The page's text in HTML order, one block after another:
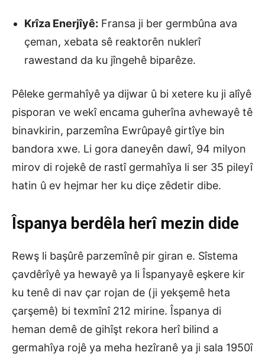
Krîza Enerjîyê: Fransa ji ber germbûna ava
çeman, xebata sê reaktorên nuklerî
rawestand da ku jîngehê biparêze.
Pêleke germahîyê ya dijwar û bi xetere ku ji alîyê
pisporan ve wekî encama guherîna avhewayê tê
binavkirin, parzemîna Ewrûpayê girtîye bin
bandora xwe. Li gora daneyên dawî, 94 milyon
mirov di rojekê de rastî germahîya li ser 35 pileyî
hatin û ev hejmar her ku diçe zêdetir dibe.
Îspanya berdêla herî mezin dide
Rewş li başûrê parzemînê pir giran e. Sîstema
çavdêrîyê ya hewayê ya li Îspanyayê eşkere kir
ku tenê di nav çar rojan de (ji yekşemê heta
çarşemê) bi texmînî 212 mirine. Îspanya di
heman demê de gihîşt rekora herî bilind a
germahîya rojê ya meha hezîranê ya ji sala 1950î